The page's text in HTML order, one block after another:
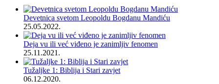
Devetnica svetom Leopoldu Bogdanu Mandiću
25.05.2022.
Deja vu ili već viđeno je zanimljiv fenomen
25.11.2021.
Tužaljke 1: Biblija i Stari zavjet
06.12.2020.